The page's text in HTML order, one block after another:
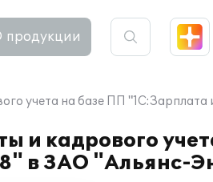
продукции
учета на базе ПП
и кадрового
в ЗАО "Альянс-